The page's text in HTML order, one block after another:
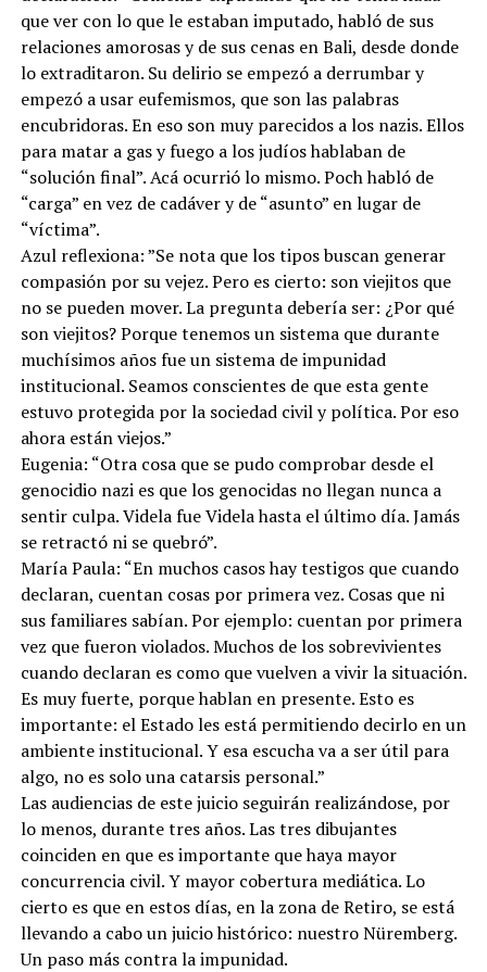
que ver con lo que le estaban imputado, habló de sus
relaciones amorosas y de sus cenas en Bali, desde donde
lo extraditaron. Su delirio se empezó a derrumbar y
empezó a usar eufemismos, que son las palabras
encubridoras. En eso son muy parecidos a los nazis. Ellos
para matar a gas y fuego a los judíos hablaban de
“solución final”. Acá ocurrió lo mismo. Poch habló de
“carga” en vez de cadáver y de “asunto” en lugar de
“víctima”.
Azul reflexiona: ”Se nota que los tipos buscan generar
compasión por su vejez. Pero es cierto: son viejitos que
no se pueden mover. La pregunta debería ser: ¿Por qué
son viejitos? Porque tenemos un sistema que durante
muchísimos años fue un sistema de impunidad
institucional. Seamos conscientes de que esta gente
estuvo protegida por la sociedad civil y política. Por eso
ahora están viejos.”
Eugenia: “Otra cosa que se pudo comprobar desde el
genocidio nazi es que los genocidas no llegan nunca a
sentir culpa. Videla fue Videla hasta el último día. Jamás
se retractó ni se quebró”.
María Paula: “En muchos casos hay testigos que cuando
declaran, cuentan cosas por primera vez. Cosas que ni
sus familiares sabían. Por ejemplo: cuentan por primera
vez que fueron violados. Muchos de los sobrevivientes
cuando declaran es como que vuelven a vivir la situación.
Es muy fuerte, porque hablan en presente. Esto es
importante: el Estado les está permitiendo decirlo en un
ambiente institucional. Y esa escucha va a ser útil para
algo, no es solo una catarsis personal.”
Las audiencias de este juicio seguirán realizándose, por
lo menos, durante tres años. Las tres dibujantes
coinciden en que es importante que haya mayor
concurrencia civil. Y mayor cobertura mediática. Lo
cierto es que en estos días, en la zona de Retiro, se está
llevando a cabo un juicio histórico: nuestro Nüremberg.
Un paso más contra la impunidad.